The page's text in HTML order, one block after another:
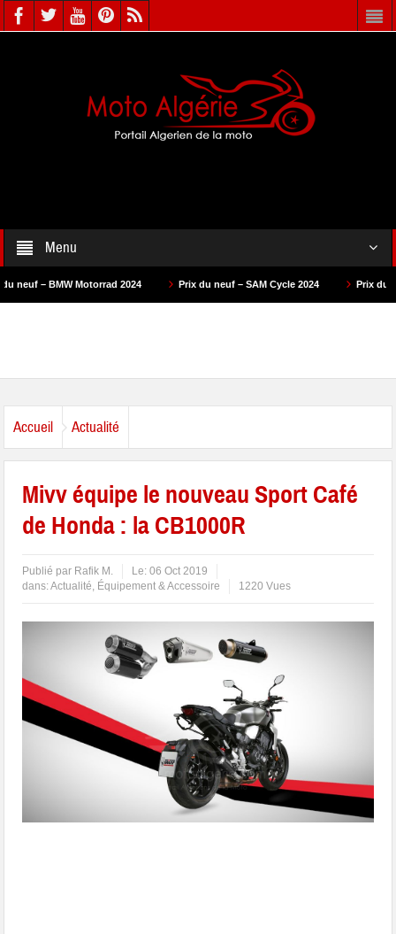
Menu
Motorrad 2024 Prix du neuf – SAM Cycle 2024 Prix du neuf – AS
Accueil Actualité
Mivv équipe le nouveau Sport Café
de Honda : la CB1000R
Publié par Rafik M. Le:06 Oct 2019
dans:Actualité, Équipement & Accessoire 1220 Vues